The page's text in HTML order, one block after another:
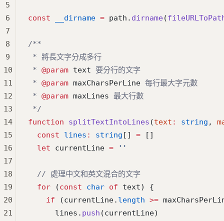
const __dirname = path. dirname(
/**
* 將長文字分成多行
* @param text 要分行的文字
* @param maxCharsPerLine 每行最大字元數
* @param maxLines 最大行數
*/
function splitTextIntoLines (text : string ,
  const
lines : string [] = []
  let
currentLine = ''
  // 處理中文和英文混合的文字
  for
(const char of text) {
    if
(currentLine. length >=
      lines.
push (currentLine)
5
6
7
8
9
10
11
12
13
14
15
16
17
18
19
20
21